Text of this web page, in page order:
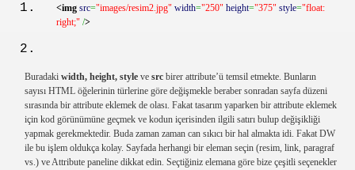
<img src="images/resim2.jpg" width="250" height="375" style="float:
right;" />
Buradaki width, height, style ve src birer attribute’ü temsil etmekte. Bunların
sayısı HTML öğelerinin türlerine göre değişmekle beraber sonradan sayfa düzeni
sırasında bir attribute eklemek de olası. Fakat tasarım yaparken bir attribute eklemek
için kod görünümüne geçmek ve kodun içerisinden ilgili satırı bulup değişikliği
yapmak gerekmektedir. Buda zaman zaman can sıkıcı bir hal almakta idi. Fakat DW
ile bu işlem oldukça kolay. Sayfada herhangi bir eleman seçin (resim, link, paragraf
vs.) ve Attribute paneline dikkat edin. Seçtiğiniz elemana göre bize çeşitli seçenekler